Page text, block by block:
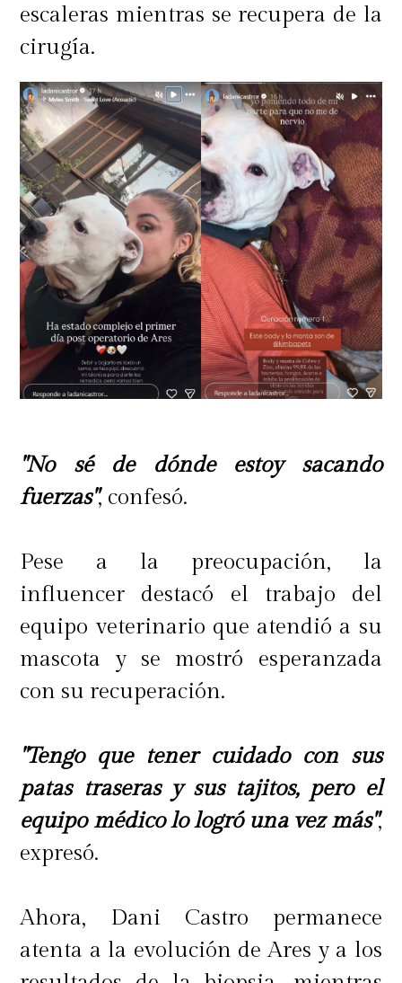
escaleras mientras se recupera de la
cirugía.
"No sé de dónde estoy sacando
fuerzas", confesó.
Pese a la preocupación, la
influencer destacó el trabajo del
equipo veterinario que atendió a su
mascota y se mostró esperanzada
con su recuperación.
"Tengo que tener cuidado con sus
patas traseras y sus tajitos, pero el
equipo médico lo logró una vez más",
expresó.
Ahora, Dani Castro permanece
atenta a la evolución de Ares y a los